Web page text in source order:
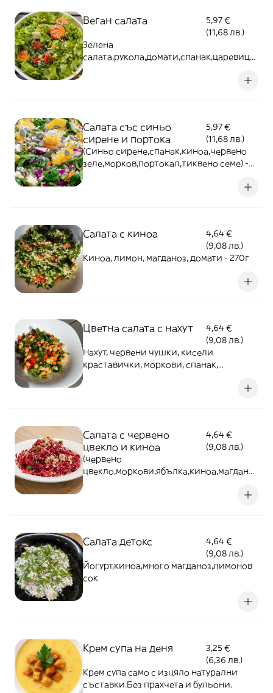
Веган салата
5,97 €
(11,68 лв.)
Зелена
салата,рукола,домати,спанак,царевица,
Салата със синьо
сирене и портока
5,97 €
(11,68 лв.)
(Синьо сирене,спанак,киноа,червено
зеле,морков,портокал,тиквено семе) -
Салата с киноа
4,64 €
(9,08 лв.)
Киноа, лимон, магданоз, домати - 270г
Цветна салата с нахут
4,64 €
(9,08 лв.)
Нахут, червени чушки, кисели
краставички, моркови, спанак,
Салата с червено
цвекло и киноа
4,64 €
(9,08 лв.)
(червено
цвекло,моркови,ябълка,киноа,магданоз
Салата детокс
4,64 €
(9,08 лв.)
Йогурт,киноа,много магданоз,лимонов
сок
Крем супа на деня
3,25 €
(6,36 лв.)
Крем супа само с изцяло натурални
съставки.Без прахчета и бульони.